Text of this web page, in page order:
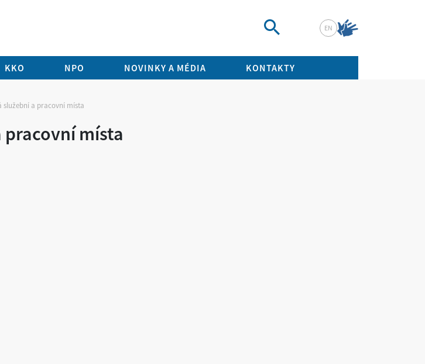
EN
KKO NPO NOVINKY A MÉDIA KONTAKTY
služební a pracovní místa
pracovní místa